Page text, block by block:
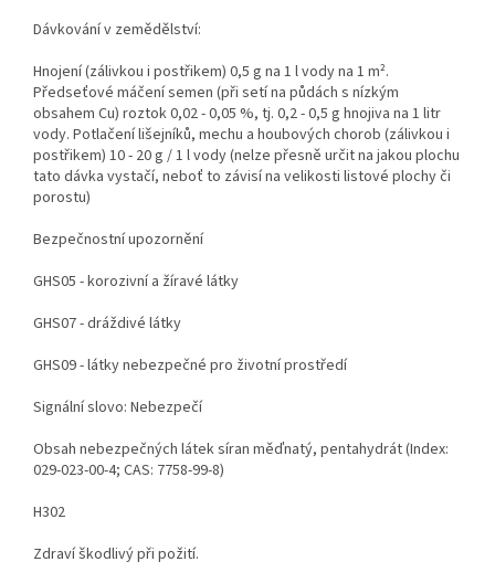
Dávkování v zemědělství:
Hnojení (zálivkou i postřikem) 0,5 g na 1 l vody na 1 m².
Předseťové máčení semen (při setí na půdách s nízkým
obsahem Cu) roztok 0,02 - 0,05 %, tj. 0,2 - 0,5 g hnojiva na 1 litr
vody. Potlačení lišejníků, mechu a houbových chorob (zálivkou i
postřikem) 10 - 20 g / 1 l vody (nelze přesně určit na jakou plochu
tato dávka vystačí, neboť to závisí na velikosti listové plochy či
porostu)
Bezpečnostní upozornění
GHS05 - korozivní a žíravé látky
GHS07 - dráždivé látky
GHS09 - látky nebezpečné pro životní prostředí
Signální slovo: Nebezpečí
Obsah nebezpečných látek síran měďnatý, pentahydrát (Index:
029-023-00-4; CAS: 7758-99-8)
H302
Zdraví škodlivý při požití.